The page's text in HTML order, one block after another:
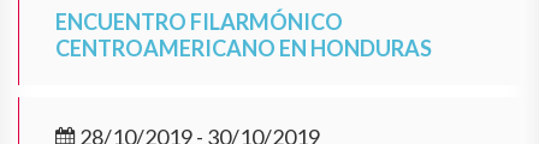
ENCUENTRO FILARMÓNICO
CENTROAMERICANO EN HONDURAS
28/10/2019 - 30/10/2019